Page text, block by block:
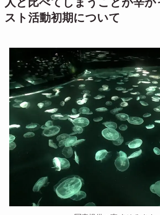
人と比べてしまうことが辛か
スト活動初期について